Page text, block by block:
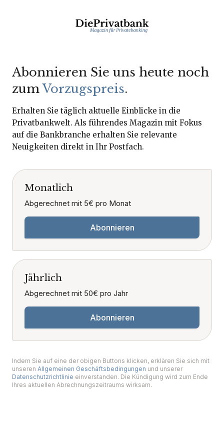
Abonnieren Sie uns heute noch
zumVorzugspreis.
Erhalten Sie täglich aktuelle Einblicke in die
Privatbankwelt. Als führendes Magazin mit Fokus
auf die Bankbranche erhalten Sie relevante
Neuigkeiten direkt in Ihr Postfach.
Monatlich
Abgerechnet mit 5€ pro Monat
Abonnieren
Jährlich
Abgerechnet mit 50€ pro Jahr
Abonnieren
Indem Sie auf eine der obigen Buttons klicken, erklären Sie sich mit
unseren Allgemeinen Geschäftsbedingungen und unserer
Datenschutzrichtlinie einverstanden. Die Kündigung wird zum Ende
Ihres aktuellen Abrechnungszeitraums wirksam.